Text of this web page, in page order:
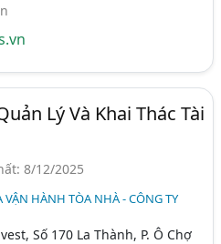
Lý Và Khai Thác Tài
8/12/2025
VẬN HÀNH TÒA NHÀ - CÔNG TY
Số 170 La Thành, P. Ô Chợ